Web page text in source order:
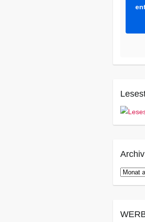
Archiv
Archiv